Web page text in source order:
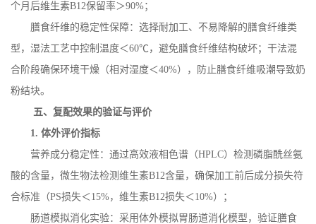
个月后维生素B12保留率＞90%；
膳食纤维的稳定性保障：选择耐加工、不易降解的膳食纤维类
型，湿法工艺中控制温度＜60℃，避免膳食纤维结构破坏；干法混
合阶段确保环境干燥（相对湿度＜40%），防止膳食纤维吸潮导致奶
粉结块。
五、复配效果的验证与评价
1.体外评价指标
营养成分稳定性：通过高效液相色谱（HPLC）检测磷脂酰丝氨
酸的含量，微生物法检测维生素B12含量，确保加工前后成分损失符
合标准（PS损失＜15%，维生素B12损失＜10%）；
肠道模拟消化实验：采用体外模拟胃肠道消化模型，验证膳食